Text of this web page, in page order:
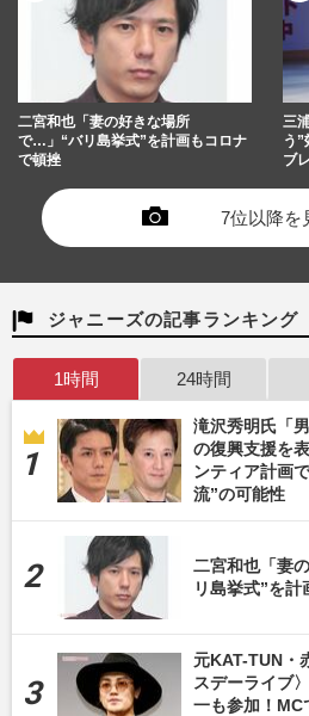
二宮和也「妻の好きな場所
で…」“バリ島挙式”を計画もコロナ
で頓挫
三
う
ブ
7位以降を
ジャニーズの記事ランキング
1時間 24時間
滝沢秀明氏「
の復興支援を
ンティア計画
流”の可能性
二宮和也「妻
リ島挙式”を
元KAT-TUN・
スデーライブ
一も参加！MC